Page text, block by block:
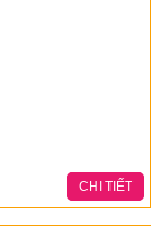
CHI TIẾT